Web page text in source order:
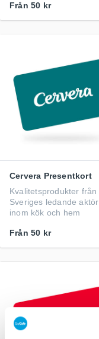
Från 50 kr
Cervera Presentkort
Kvalitetsprodukter från
Sveriges ledande aktör
inom kök och hem
Från 50 kr